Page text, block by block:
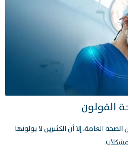
القولون
العامة، إلا أن الكثيرين لا يولونها